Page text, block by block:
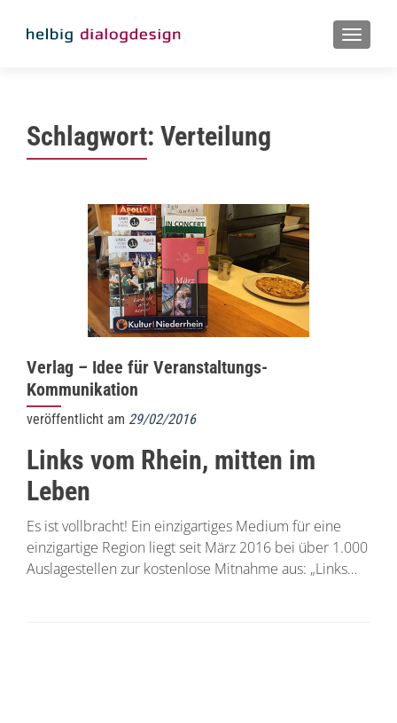
MENU
Schlagwort: Verteilung
Verlag – Idee für Veranstaltungs-
Kommunikation
veröffentlicht am 29/02/2016
Links vom Rhein, mitten im
Leben
Es ist vollbracht! Ein einzigartiges Medium für eine
einzigartige Region liegt seit März 2016 bei über 1.000
Auslagestellen zur kostenlose Mitnahme aus: „Links…